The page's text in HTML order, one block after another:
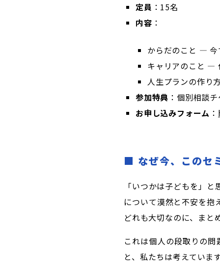
定員 ：15名
内容 ：
からだのこと ― 今
キャリアのこと ―
人生プランの作り
参加特典 ：個別相談
お申し込みフォーム ：
■ なぜ今、このセ
「いつかは子どもを」
について漠然と不安を
どれも大切なのに、まと
これは個人の段取りの
と、私たちは考えていま